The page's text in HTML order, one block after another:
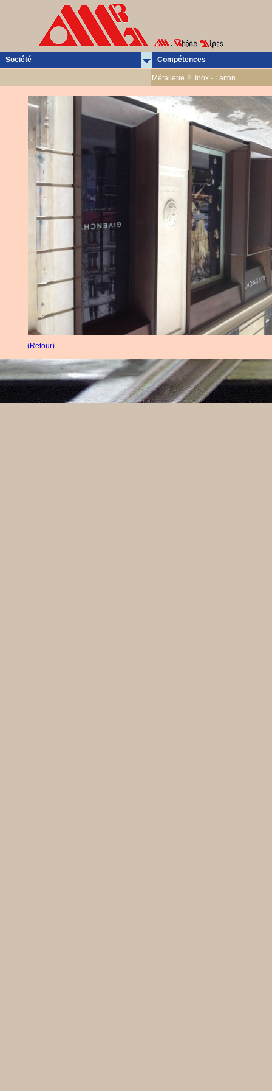
Société Compétences
Métallerie Inox - Laiton
(Retour)